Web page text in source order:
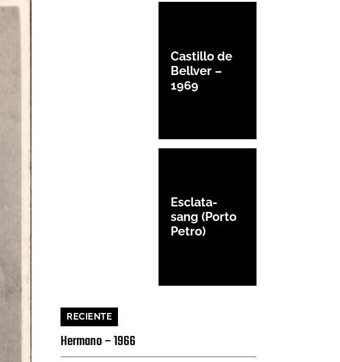
Castillo de
Bellver –
1969
Esclata-
sang (Porto
Petro)
RECIENTE
Hermano – 1966